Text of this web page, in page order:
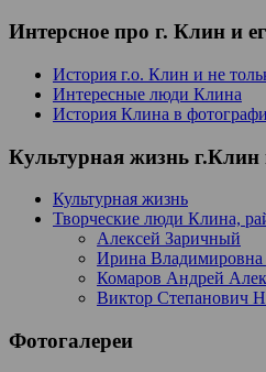
Интерсное про г. Клин и
История г.о. Клин и не
Интересные люди Клина
История Клина в
Культурная жизнь г.Клин
Культурная жизнь
Творческие люди Клина,
Алексей Заричный
Ирина Владимировна
Комаров Андрей
Виктор Степанович
Фотогалереи